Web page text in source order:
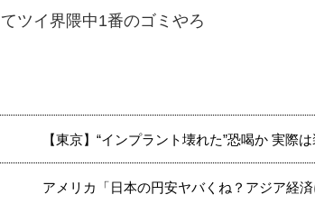
ツイ界隈中1番のゴミやろ
【東京】“インプラント壊れた”恐喝か 実際
アメリカ「日本の円安ヤバくね？アジア経済